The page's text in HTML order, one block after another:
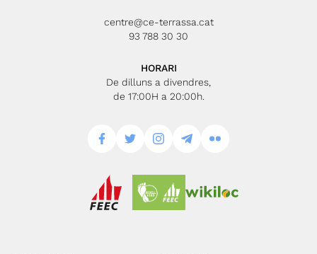
centre@ce-terrassa.cat
93 788 30 30
HORARI
De dilluns a divendres,
de 17:00H a 20:00h.